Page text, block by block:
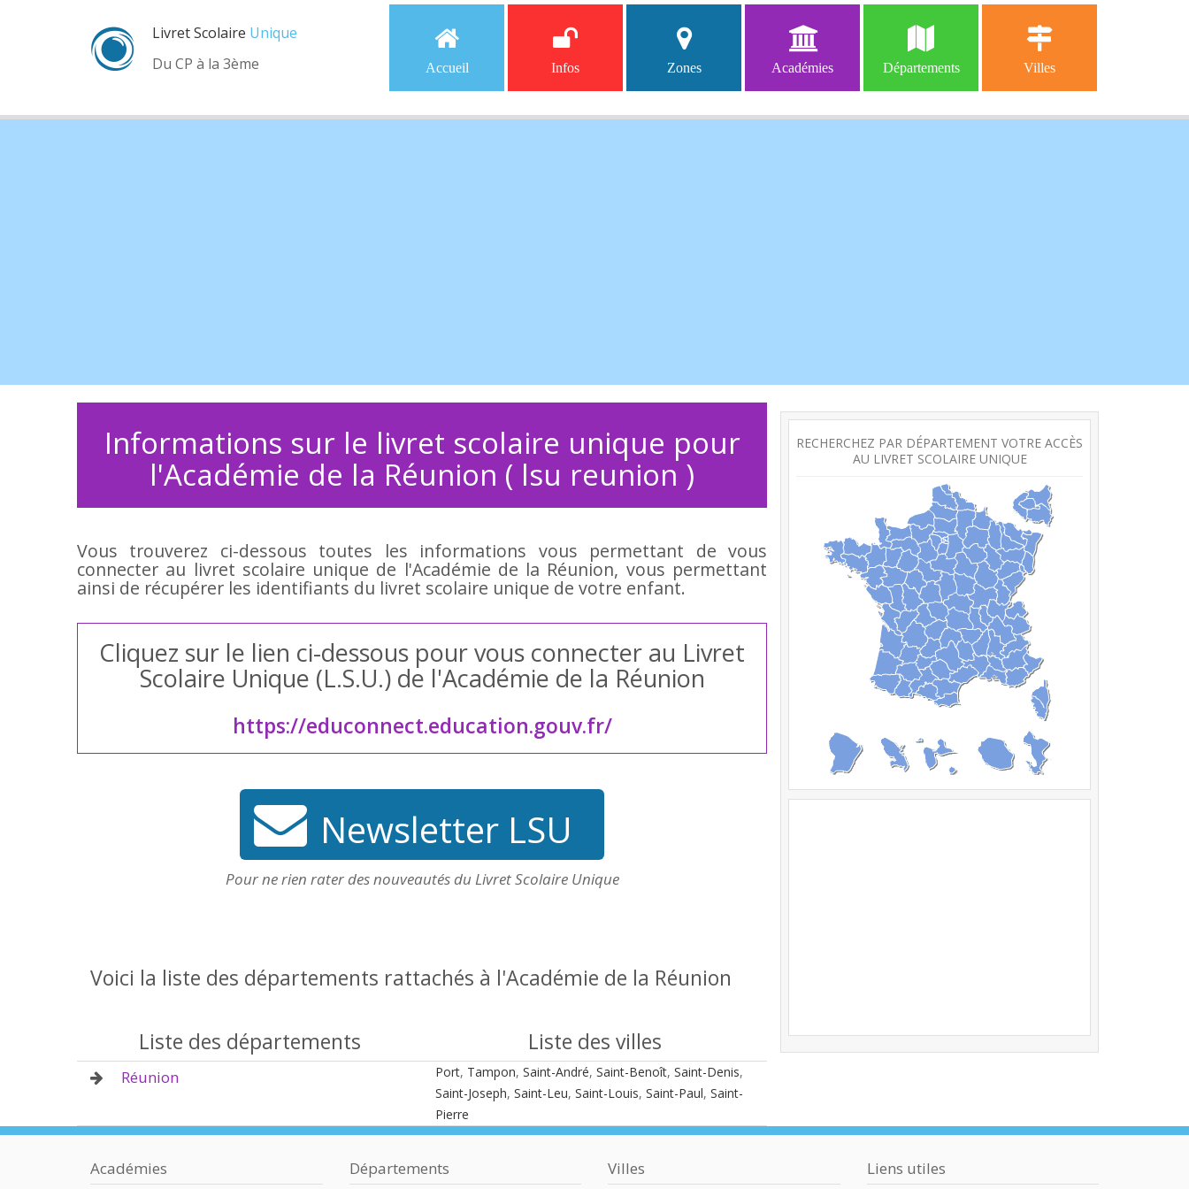
Livret Scolaire Unique
Du CP à la 3ème
Accueil Infos Zones Académies Départements Villes
Informations sur le livret scolaire unique pour
l'Académie de la Réunion ( lsu reunion )
Vous trouverez ci-dessous toutes les informations vous permettant de vous
connecter au livret scolaire unique de l'Académie de la Réunion, vous permettant
ainsi de récupérer les identifiants du livret scolaire unique de votre enfant.
Cliquez sur le lien ci-dessous pour vous connecter au Livret
Scolaire Unique (L.S.U.) de l'Académie de la Réunion
https://educonnect.education.gouv.fr/
Newsletter LSU
Pour ne rien rater des nouveautés du Livret Scolaire Unique
Voici la liste des départements rattachés à l'Académie de la Réunion
Liste des départements Liste des villes
Réunion Port, Tampon, Saint-André, Saint-Benoît, Saint-Denis,
Saint-Joseph, Saint-Leu, Saint-Louis, Saint-Paul, Saint-
Pierre
RECHERCHEZ PAR DÉPARTEMENT VOTRE ACCÈS
AU LIVRET SCOLAIRE UNIQUE
Académies Départements Villes Liens utiles